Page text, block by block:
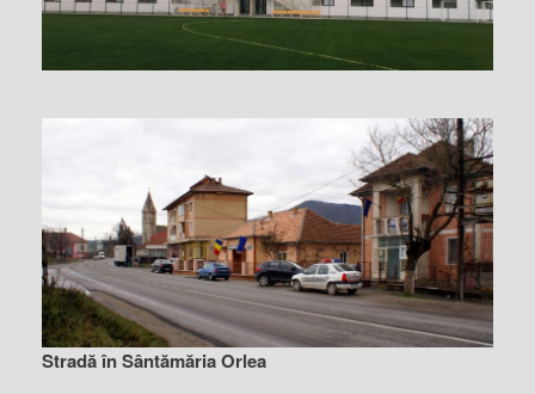
Stradă în Sântămăria Orlea